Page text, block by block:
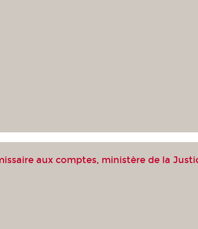
aux comptes, ministère de la